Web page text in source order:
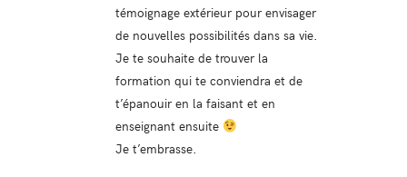
témoignage extérieur pour envisager
de nouvelles possibilités dans sa vie.
Je te souhaite de trouver la
formation qui te conviendra et de
t’épanouir en la faisant et en
enseignant ensuite
Je t’embrasse.